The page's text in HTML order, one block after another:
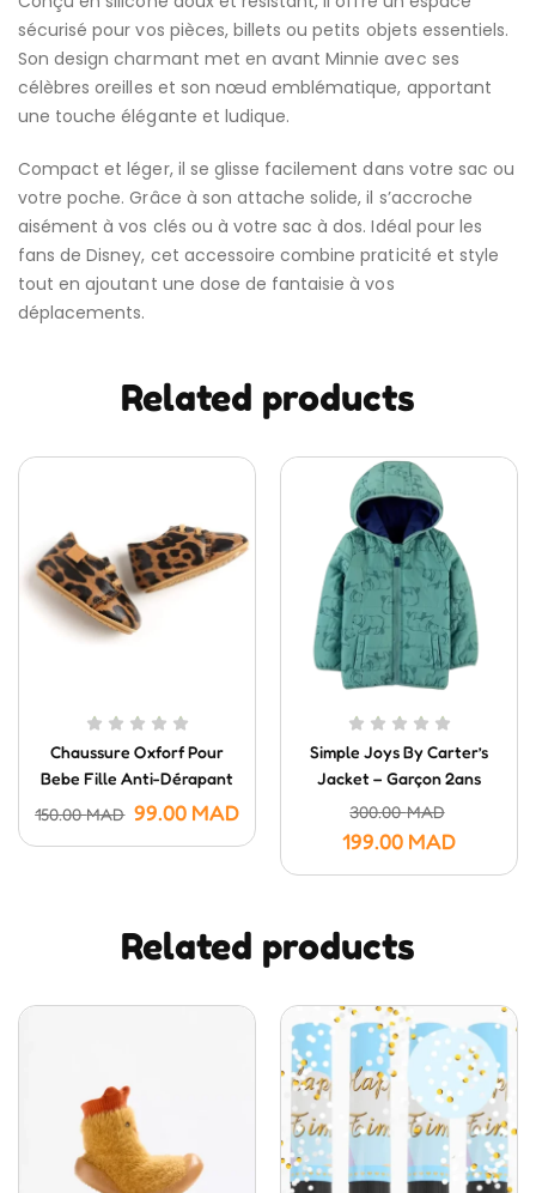
sécurisé pour vos pièces, billets ou petits objets essentiels.
Son design charmant met en avant Minnie avec ses
célèbres oreilles et son nœud emblématique, apportant
une touche élégante et ludique.
Compact et léger, il se glisse facilement dans votre sac ou
votre poche. Grâce à son attache solide, il s’accroche
aisément à vos clés ou à votre sac à dos. Idéal pour les
fans de Disney, cet accessoire combine praticité et style
tout en ajoutant une dose de fantaisie à vos
déplacements.
Related products
Chaussure Oxforf Pour
Bebe Fille Anti-Dérapant
3-6 Mois
150.00MAD 99.00 MAD
Simple Joys By Carter’s
Jacket – Garçon 2ans
300.00MAD
199.00 MAD
Related products